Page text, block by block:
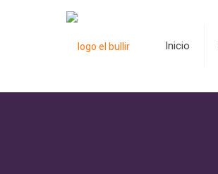
Inicio